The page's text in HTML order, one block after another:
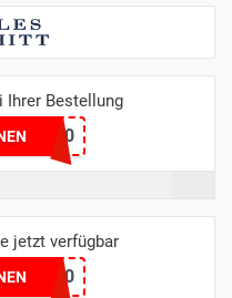
Ihrer Bestellung
jetzt verfügbar
SAVE20